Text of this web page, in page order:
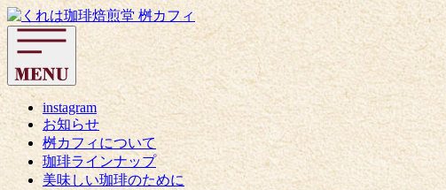
コ
ン
テ
ン
ツ
へ
ス
キ
く
れ
は
珈
琲
焙
煎
堂
桝
カ
instagram
お知らせ
桝カフィについて
珈琲ラインナップ
美味しい珈琲のために